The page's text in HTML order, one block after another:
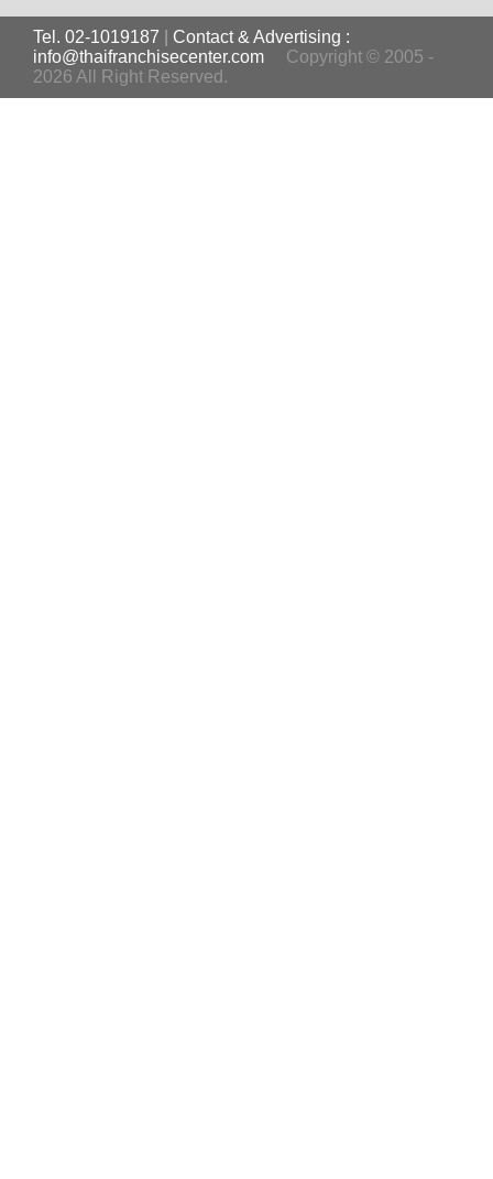
Tel. 02-1019187
Contact & Advertising :
info@thaifranchisecenter.com
Copyright © 2005 -
2026 All Right Reserved.